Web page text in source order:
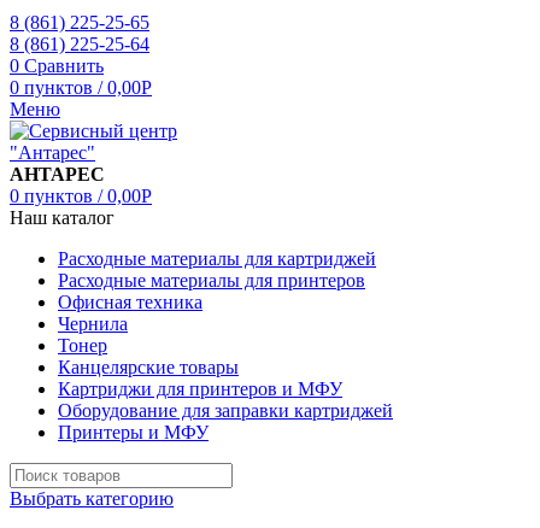
8 (861) 225-25-65
8 (861) 225-25-64
0 Сравнить
0 пунктов / 0,00Р
Меню
АНТАРЕС
0 пунктов / 0,00Р
Наш каталог
Расходные материалы для картриджей
Расходные материалы для принтеров
Офисная техника
Чернила
Тонер
Канцелярские товары
Картриджи для принтеров и МФУ
Оборудование для заправки картриджей
Принтеры и МФУ
Выбрать категорию